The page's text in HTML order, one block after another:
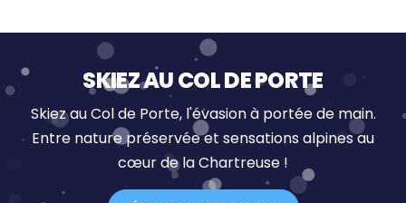
SKIEZ AU COL DE PORTE
Skiez au Col de Porte, l'évasion à portée de main.
Entre nature préservée et sensations alpines au
cœur de la Chartreuse !